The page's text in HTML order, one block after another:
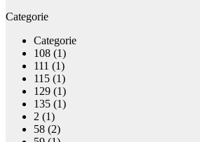
Categorie
Categorie
108 (1)
111 (1)
115 (1)
129 (1)
135 (1)
2 (1)
58 (2)